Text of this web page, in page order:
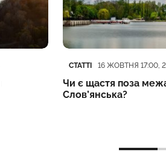
Категорія
СТАТТІ
Дата публікації
16 ЖОВТНЯ 17:00,
Чи є щастя поза
Слов’янська?